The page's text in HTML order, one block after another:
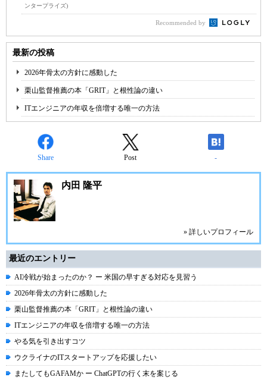
ンタープライズ)
Recommended by
最新の投稿
2026年骨太の方針に感動した
栗山監督推薦の本「GRIT」と根性論の違い
ITエンジニアの年収を倍増する唯一の方法
Share Post -
内田 隆平
» 詳しいプロフィール
最近のエントリー
AI冷戦が始まったのか？ ー 米国の早すぎる対応を見習う
2026年骨太の方針に感動した
栗山監督推薦の本「GRIT」と根性論の違い
ITエンジニアの年収を倍増する唯一の方法
やる気を引き出すコツ
ウクライナのITスタートアップを応援したい
またしてもGAFAMか ー ChatGPTの行く末を案じる